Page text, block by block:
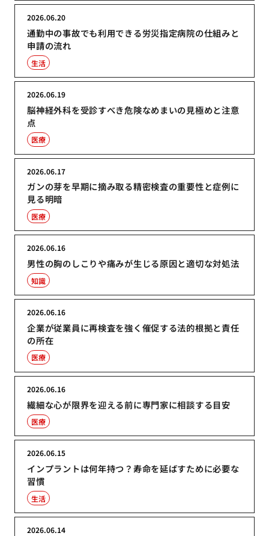
通勤中の事故でも利用できる労災指定病院の仕組みと
申請の流れ
2026.06.20
生活
脳神経外科を受診すべき危険なめまいの見極めと注意
点
2026.06.19
医療
ガンの芽を早期に摘み取る精密検査の重要性と症例に
見る明暗
2026.06.17
医療
男性の胸のしこりや痛みが生じる原因と適切な対処法
2026.06.16
知識
企業が従業員に再検査を強く催促する法的根拠と責任
の所在
2026.06.16
医療
繊細な心が限界を迎える前に専門家に相談する目安
2026.06.16
医療
インプラントは何年持つ？寿命を延ばすために必要な
習慣
2026.06.15
生活
2026.06.14